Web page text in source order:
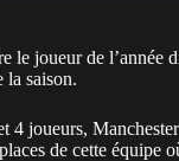
le joueur de l’année
la saison.
4 joueurs,
de cette équipe